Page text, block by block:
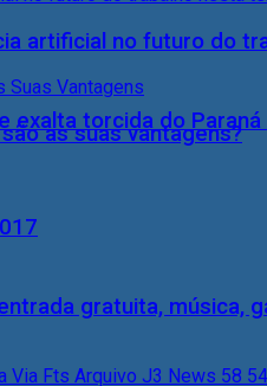
torcida do Paraná
gratuita, música,
artificial no futuro do
as suas vantagens?